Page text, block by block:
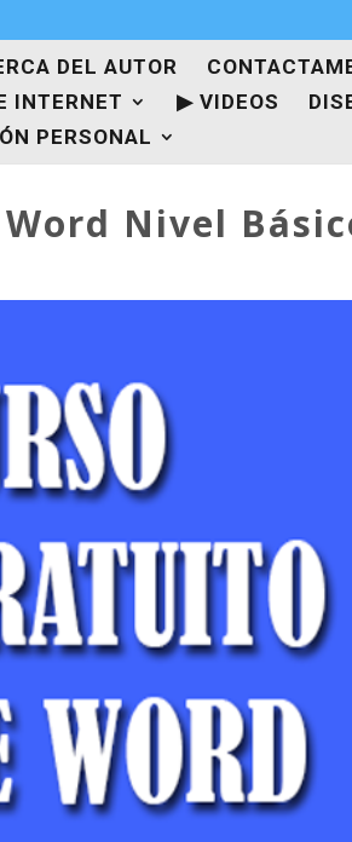
DEL AUTOR
INTERNET ▶ VIDEOS
PERSONAL
Nivel